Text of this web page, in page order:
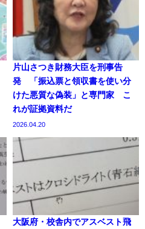
片山さつき財務大臣を刑事告
発 「振込票と領収書を使い分
けた悪質な偽装」と専門家 こ
れが証拠資料だ
2026.04.20
大阪府・校舎内でアスベスト飛